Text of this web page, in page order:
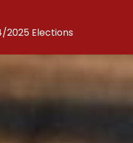
2025 Elections